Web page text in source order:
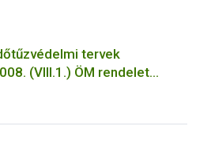
tervek
(VIII.1.) ÖM rendelet